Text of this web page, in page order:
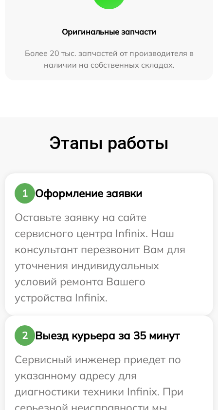
Оригинальные запчасти
Более 20 тыс. запчастей от производителя в
наличии на собственных складах.
Этапы работы
1
Оформление заявки
Оставьте заявку на сайте
сервисного центра Infinix. Наш
консультант перезвонит Вам для
уточнения индивидуальных
условий ремонта Вашего
устройства Infinix.
2
Выезд курьера за 35 минут
Сервисный инженер приедет по
указанному адресу для
диагностики техники Infinix. При